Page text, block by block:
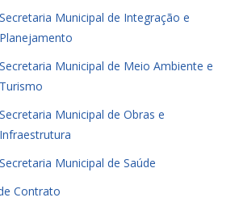
Secretaria Municipal de Integração e
Planejamento
Secretaria Municipal de Meio Ambiente e
Turismo
Secretaria Municipal de Obras e
Infraestrutura
Secretaria Municipal de Saúde
Contrato